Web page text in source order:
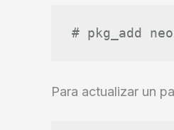
# pkg_add
Para actualizar un